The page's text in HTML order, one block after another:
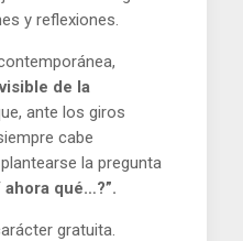
y reflexiones.
de la
ante los giros
cabe
la pregunta
ahora qué…?”.
gratuita.